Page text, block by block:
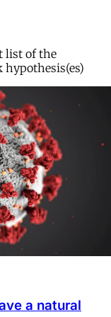
list of the
hypothesis(es)
a natural